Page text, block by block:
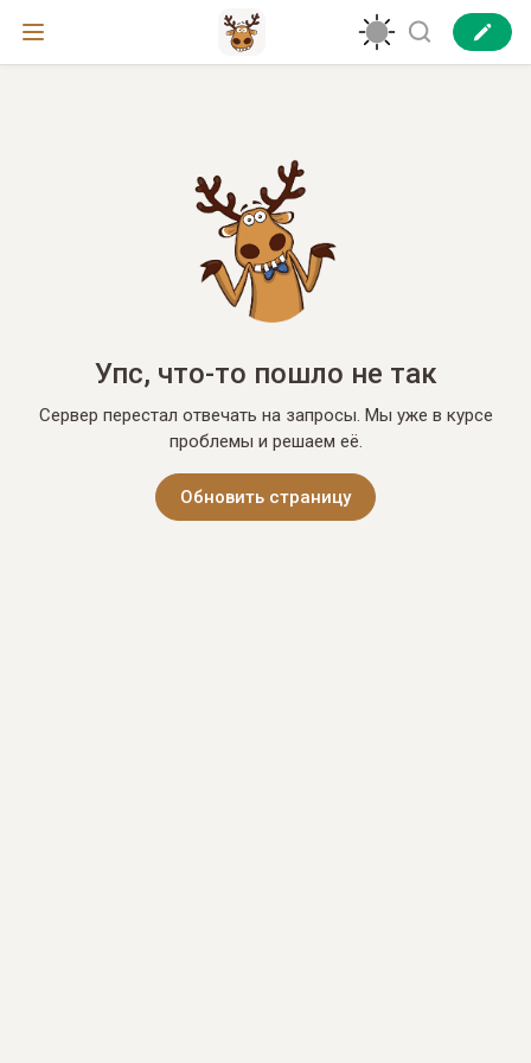
Упс, что-то пошло не так
Сервер перестал отвечать на запросы. Мы уже в курсе
проблемы и решаем её.
Обновить страницу